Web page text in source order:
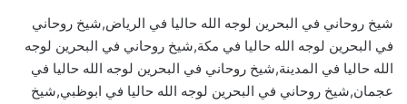
شيخ روحاني في البحرين لوجه الله حاليا في الرياض,شيخ روحاني
في البحرين لوجه الله حاليا في مكة,شيخ روحاني في البحرين لوجه
الله حاليا في المدينة,شيخ روحاني في البحرين لوجه الله حاليا في
عجمان,شيخ روحاني في البحرين لوجه الله حاليا في ابوظبي,شيخ